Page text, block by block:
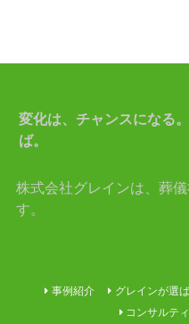
変化は、チャンスになる
ば。
株式会社グレインは、葬
す。
事例紹介 グレインが選
コンサルテ